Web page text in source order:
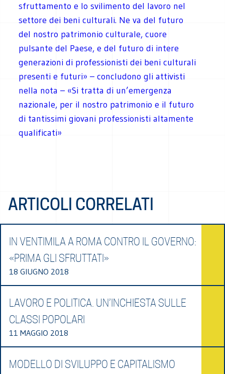
sfruttamento e lo svilimento del lavoro nel
settore dei beni culturali. Ne va del futuro
del nostro patrimonio culturale, cuore
pulsante del Paese, e del futuro di intere
generazioni di professionisti dei beni culturali
presenti e futuri» – concludono gli attivisti
nella nota – «Si tratta di un’emergenza
nazionale, per il nostro patrimonio e il futuro
di tantissimi giovani professionisti altamente
qualificati»
ARTICOLI CORRELATI
IN VENTIMILA A ROMA CONTRO IL GOVERNO:
«PRIMA GLI SFRUTTATI»
18 GIUGNO 2018
LAVORO E POLITICA. UN’INCHIESTA SULLE
CLASSI POPOLARI
11 MAGGIO 2018
MODELLO DI SVILUPPO E CAPITALISMO